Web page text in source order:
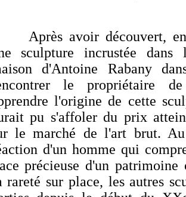
avoir découvert, en
sculpture incrustée dans
d'Antoine Rabany
le propriétaire
l'origine de cette
pu s'affoler du prix
le marché de l'art brut.
d'un homme qui
précieuse d'un
rareté sur place, les autres